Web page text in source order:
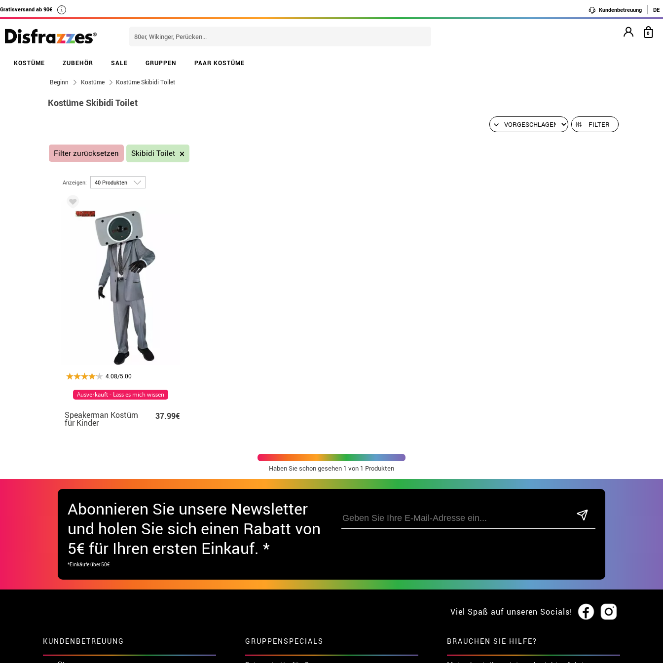
Gratisversand ab 90€ i Kundenbetreuung DE
KOSTÜME ZUBEHÖR SALE GRUPPEN PAAR KOSTÜME
0
Beginn Kostüme Kostüme Skibidi Toilet
Kostüme Skibidi Toilet
FILTER
Filter zurücksetzen Skibidi Toilet
Anzeigen:
4.08/5.00
Speakerman Kostüm
für Kinder
37.99€
Ausverkauft - Lass es mich wissen
Haben Sie schon gesehen 1 von 1 Produkten
Abonnieren Sie unsere Newsletter
und holen Sie sich einen Rabatt von
5€ für Ihren ersten Einkauf. *
*Einkäufe über 50€
Viel Spaß auf unseren Socials!
KUNDENBETREUUNG GRUPPENSPECIALS BRAUCHEN SIE HILFE?